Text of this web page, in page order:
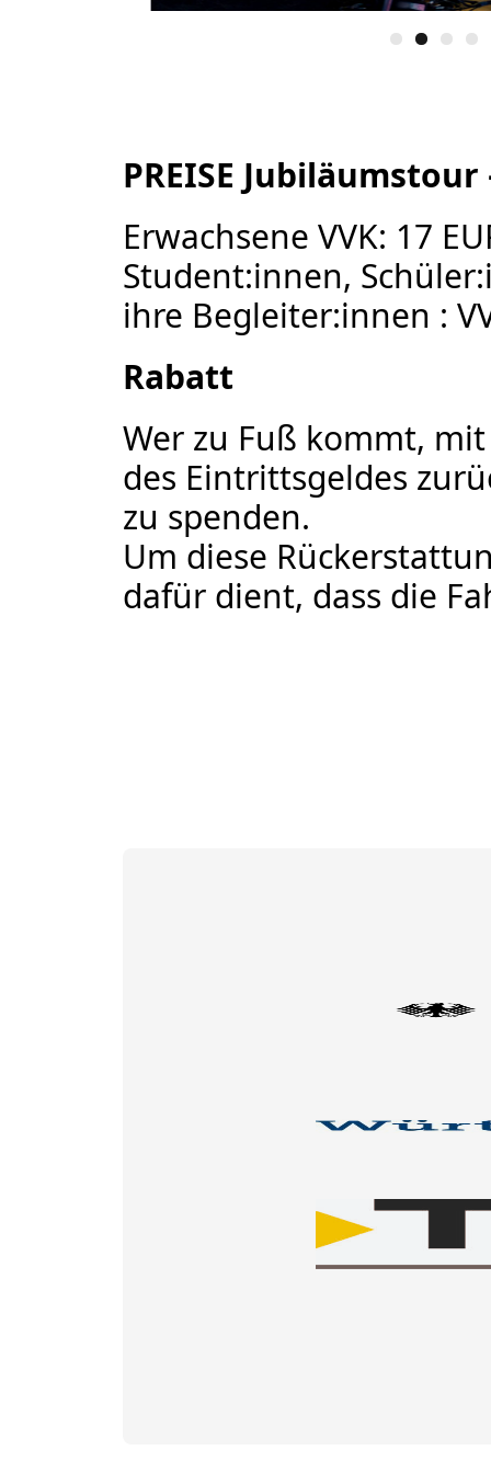
PREISE
Erwachsene VVK: 17
Student:innen,
ihre Begleiter:innen :
Rabatt
Wer zu Fuß kommt,
des Eintrittsgeldes
zu spenden.
Um diese
dafür dient, dass die